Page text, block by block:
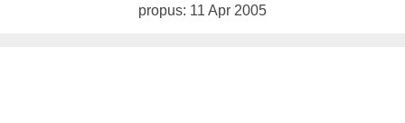
propus: 11 Apr 2005